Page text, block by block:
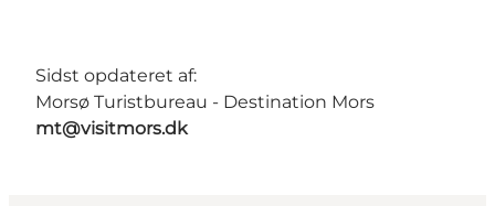
Sidst opdateret af:
Morsø Turistbureau - Destination Mors
mt@visitmors.dk